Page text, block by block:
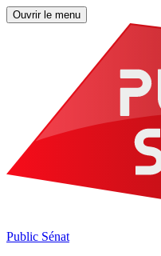
Ouvrir le menu
Public Sénat